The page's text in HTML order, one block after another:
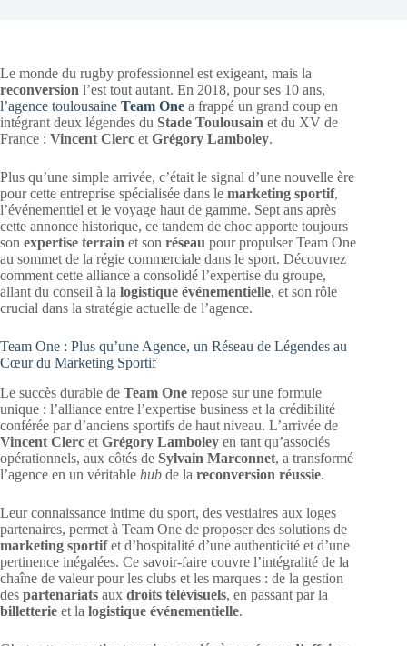
Le monde du rugby professionnel est exigeant, mais la
reconversion l’est tout autant. En 2018, pour ses 10 ans,
l’agence toulousaine Team One a frappé un grand coup en
intégrant deux légendes du Stade Toulousain et du XV de
France : Vincent Clerc et Grégory Lamboley.
Plus qu’une simple arrivée, c’était le signal d’une nouvelle ère
pour cette entreprise spécialisée dans le marketing sportif,
l’événementiel et le voyage haut de gamme. Sept ans après
cette annonce historique, ce tandem de choc apporte toujours
son expertise terrain et son réseau pour propulser Team One
au sommet de la régie commerciale dans le sport. Découvrez
comment cette alliance a consolidé l’expertise du groupe,
allant du conseil à la logistique événementielle, et son rôle
crucial dans la stratégie actuelle de l’agence.
Team One : Plus qu’une Agence, un Réseau de Légendes au
Cœur du Marketing Sportif
Le succès durable de Team One repose sur une formule
unique : l’alliance entre l’expertise business et la crédibilité
conférée par d’anciens sportifs de haut niveau. L’arrivée de
Vincent Clerc et Grégory Lamboley en tant qu’associés
opérationnels, aux côtés de Sylvain Marconnet, a transformé
l’agence en un véritable hub de la reconversion réussie.
Leur connaissance intime du sport, des vestiaires aux loges
partenaires, permet à Team One de proposer des solutions de
marketing sportifet d’hospitalité d’une authenticité et d’une
pertinence inégalées. Ce savoir-faire couvre l’intégralité de la
chaîne de valeur pour les clubs et les marques : de la gestion
des partenariats aux droits télévisuels, en passant par la
billetterie et la logistique événementielle.